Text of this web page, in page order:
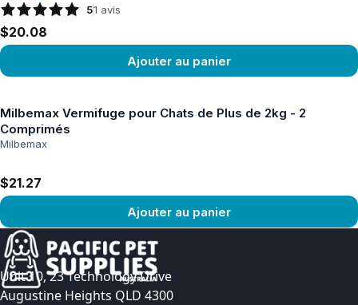
51 avis
$20.08
Ajouter au panier
Milbemax Vermifuge pour Chats de Plus de 2kg - 2
Comprimés
Milbemax
$21.27
Ajouter au panier
Voir le produit
Unit 10, 23 Technology Drive
Augustine Heights QLD 4300